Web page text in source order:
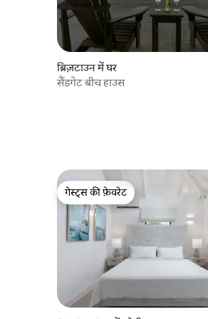
ब्रिज़टाउन में घर
सैंडगेट बीच हाउस
गेस्ट्स की फ़ेवरेट
गेस्ट्स की फ़ेवरेट